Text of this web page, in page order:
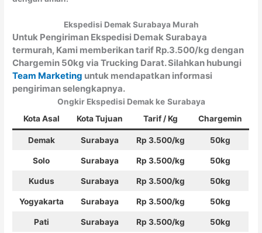
Ekspedisi Demak Surabaya Murah
Untuk Pengiriman Ekspedisi Demak Surabaya
termurah, Kami memberikan tarif Rp.3.500/kg dengan
Chargemin 50kg via Trucking Darat. Silahkan hubungi
Team Marketing untuk mendapatkan informasi
pengiriman selengkapnya.
Ongkir Ekspedisi Demak ke Surabaya
Kota Asal
Kota Tujuan Tarif / Kg Chargemin
Demak Surabaya Rp 3.500/kg 50kg
Solo Surabaya Rp 3.500/kg 50kg
Kudus Surabaya Rp 3.500/kg 50kg
Yogyakarta Surabaya Rp 3.500/kg 50kg
Pati Surabaya Rp 3.500/kg
50kg